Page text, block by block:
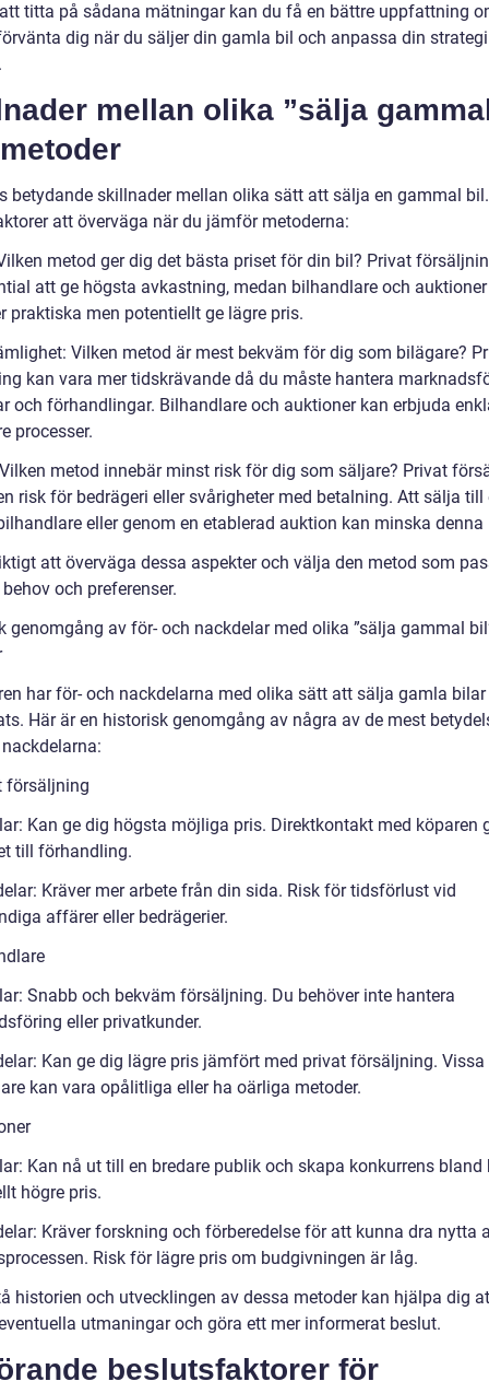
titta på sådana mätningar kan du få en bättre uppfattning
dig när du säljer din gamla bil och anpassa din strategi
mellan olika ”sälja
betydande skillnader mellan olika sätt att sälja en gammal
att överväga när du jämför metoderna:
metod ger dig det bästa priset för din bil? Privat
att ge högsta avkastning, medan bilhandlare och
praktiska men potentiellt ge lägre pris.
Vilken metod är mest bekväm för dig som bilägare?
kan vara mer tidskrävande då du måste hantera
och förhandlingar. Bilhandlare och auktioner kan erbjuda
processer.
metod innebär minst risk för dig som säljare? Privat
risk för bedrägeri eller svårigheter med betalning. Att sälja till
eller genom en etablerad auktion kan minska denna
att överväga dessa aspekter och välja den metod som
och preferenser.
genomgång av för- och nackdelar med olika ”sälja gammal
har för- och nackdelarna med olika sätt att sälja gamla bilar
Här är en historisk genomgång av några av de mest
försäljning
Kan ge dig högsta möjliga pris. Direktkontakt med köparen
till förhandling.
Kräver mer arbete från din sida. Risk för tidsförlust vid
affärer eller bedrägerier.
Snabb och bekväm försäljning. Du behöver inte hantera
eller privatkunder.
Kan ge dig lägre pris jämfört med privat försäljning. Vissa
kan vara opålitliga eller ha oärliga metoder.
Kan nå ut till en bredare publik och skapa konkurrens bland
högre pris.
Kräver forskning och förberedelse för att kunna dra nytta
Risk för lägre pris om budgivningen är låg.
historien och utvecklingen av dessa metoder kan hjälpa dig
utmaningar och göra ett mer informerat beslut.
beslutsfaktorer för